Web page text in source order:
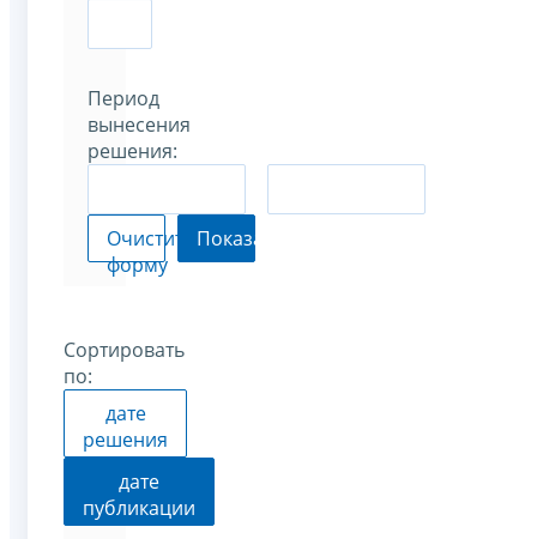
Период
вынесения
решения:
Очистить
форму
Показать
Сортировать
по:
дате
решения
дате
публикации